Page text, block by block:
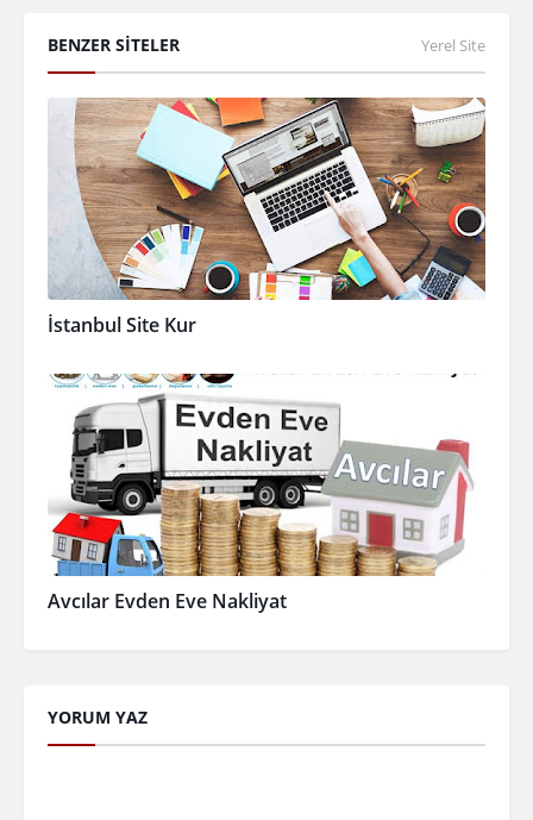
BENZER SİTELER Yerel Site
İstanbul Site Kur
Avcılar Evden Eve Nakliyat
YORUM YAZ